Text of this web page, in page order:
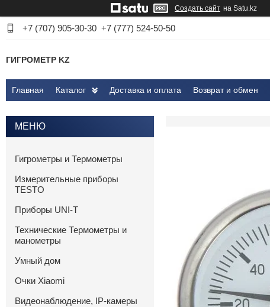
Создать сайт на Satu.kz
+7 (707) 905-30-30 +7 (777) 524-50-50
ГИГРОМЕТР KZ
Главная Каталог Доставка и оплата Возврат и обмен
Гигрометры и Термометры
Измерительные приборы
TESTO
Приборы UNI-T
Технические Термометры и
манометры
Умный дом
Очки Xiaomi
Видеонаблюдение, IP-камеры